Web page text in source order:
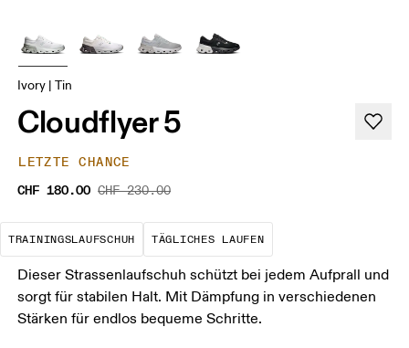
Ivory | Tin
Cloudflyer 5
LETZTE CHANCE
CHF 180.00 CHF 230.00
TRAININGSLAUFSCHUH
Der optimale Schuh für die meisten
TÄGLICHES LAUFEN
Das ist deine Basis.
Dieser Strassenlaufschuh schützt bei jedem Aufprall und
sorgt für stabilen Halt. Mit Dämpfung in verschiedenen
Stärken für endlos bequeme Schritte.